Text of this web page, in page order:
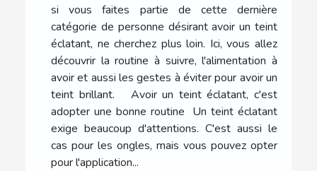
si vous faites partie de cette dernière
catégorie de personne désirant avoir un teint
éclatant, ne cherchez plus loin. Ici, vous allez
découvrir la routine à suivre, l'alimentation à
avoir et aussi les gestes à éviter pour avoir un
teint brillant. Avoir un teint éclatant, c'est
adopter une bonne routine Un teint éclatant
exige beaucoup d'attentions. C'est aussi le
cas pour les ongles, mais vous pouvez opter
pour l'application...